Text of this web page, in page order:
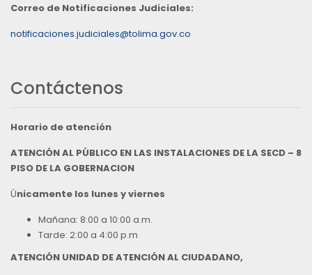
Correo de Notificaciones Judiciales:
notificaciones.judiciales@tolima.gov.co
Contáctenos
Horario de atención
ATENCIÓN AL PÚBLICO EN LAS INSTALACIONES DE LA SECD – 8
PISO DE LA GOBERNACION
Únicamente los lunes y viernes
Mañana: 8:00 a 10:00 a.m.
Tarde: 2:00 a 4:00 p.m
ATENCIÓN UNIDAD DE ATENCIÓN AL CIUDADANO,